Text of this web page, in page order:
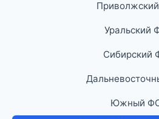
Уральский
Сибирский
Южный